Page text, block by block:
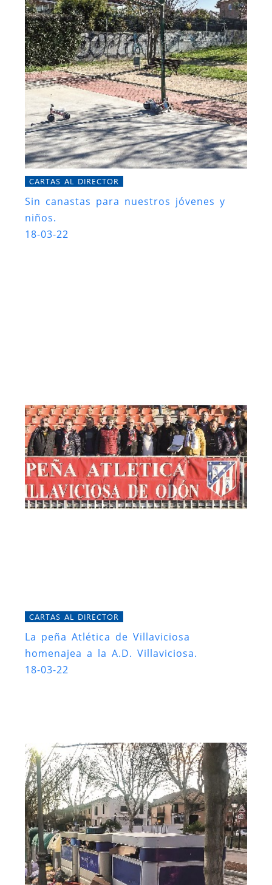
CARTAS AL DIRECTOR
Sin canastas para nuestros jóvenes y
niños.
18-03-22
CARTAS AL DIRECTOR
La peña Atlética de Villaviciosa
homenajea a la A.D. Villaviciosa.
18-03-22